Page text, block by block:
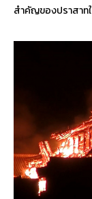
สำคัญของปราสาท